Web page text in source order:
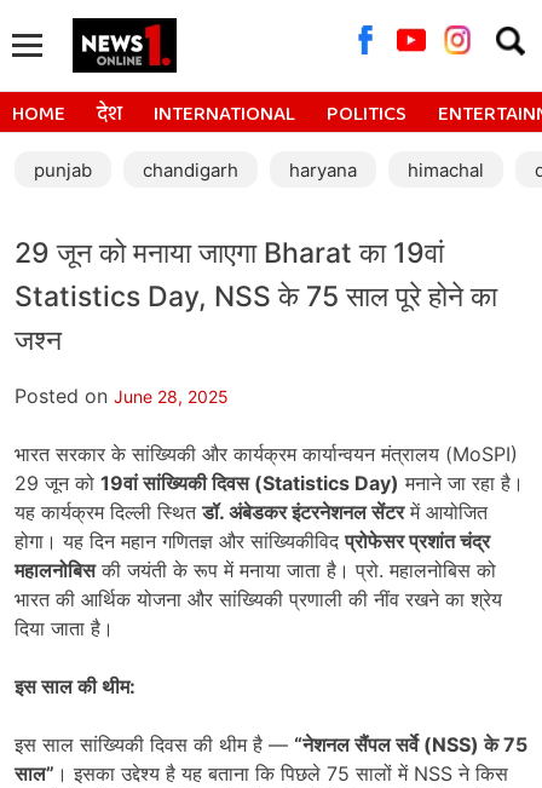
for:
HOME देश INTERNATIONAL POLITICS
punjab chandigarh haryana himachal
29 जून को मनाया जाएगा Bharat का 19वां
Statistics Day, NSS के 75 साल पूरे होने का
जश्न
Posted on June 28, 2025
भारत सरकार के सांख्यिकी और कार्यक्रम कार्यान्वयन मंत्रालय (MoSPI)
29 जून को 19वां सांख्यिकी दिवस (Statistics Day) मनाने जा रहा है।
यह कार्यक्रम दिल्ली स्थितडॉ. अंबेडकर इंटरनेशनल सेंटरमें आयोजित
होगा। यह दिन महान गणितज्ञ और सांख्यिकीविदप्रोफेसर प्रशांत चंद्र
महालनोबिसकी जयंती के रूप में मनाया जाता है। प्रो. महालनोबिस को
भारत की आर्थिक योजना और सांख्यिकी प्रणाली की नींव रखने का श्रेय
दिया जाता है।
इस साल की थीम:
इस साल सांख्यिकी दिवस की थीम है — “नेशनल सैंपल सर्वे (NSS)के 75
साल” । इसका उद्देश्य है यह बताना कि पिछले 75 सालों में NSS ने किस